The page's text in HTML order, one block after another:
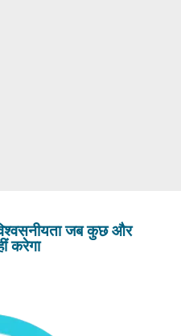
जब कुछ और
करेगा